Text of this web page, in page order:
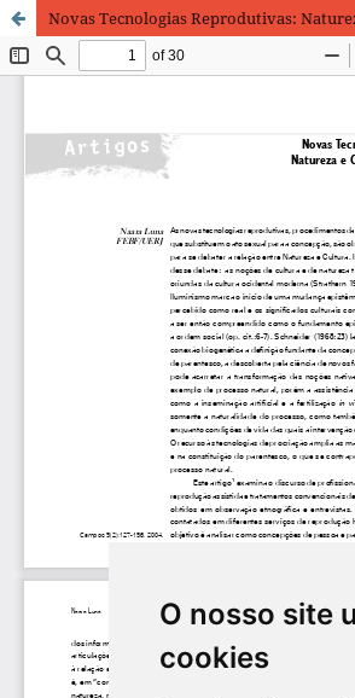
O nosso site
cookies